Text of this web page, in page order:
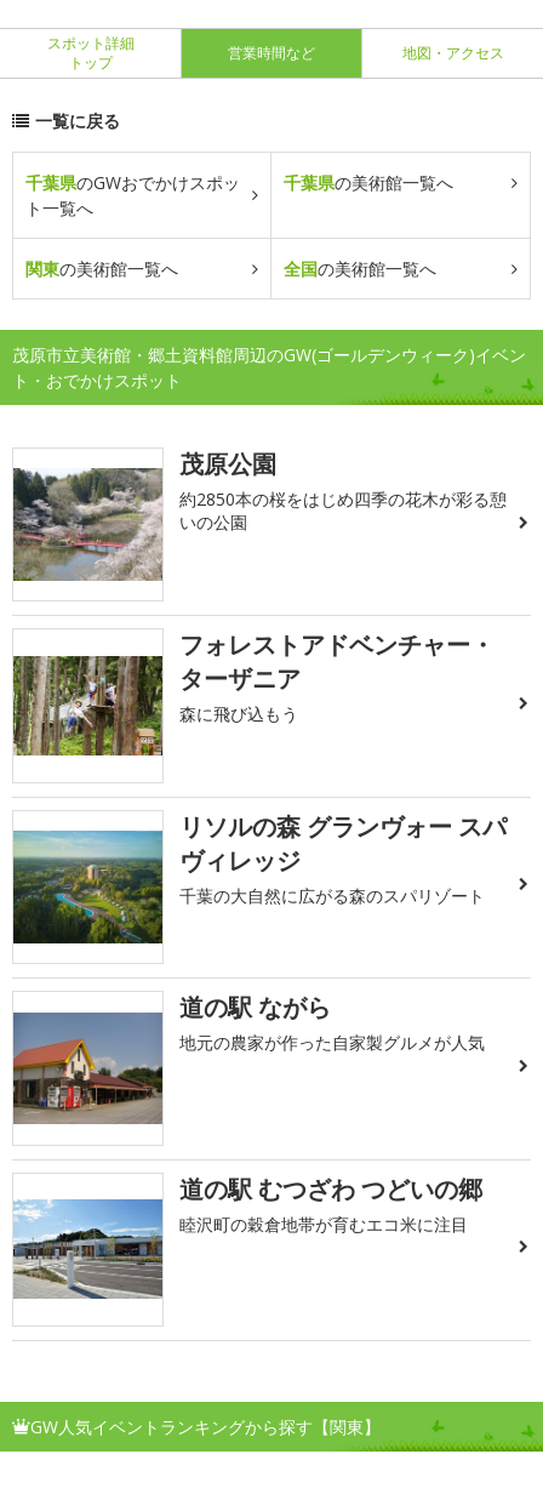
スポット詳細
トップ
営業時間など 地図・アクセス
一覧に戻る
千葉県のGWおでかけスポッ
ト一覧へ
千葉県の美術館一覧へ
関東の美術館一覧へ 全国の美術館一覧へ
茂原市立美術館・郷土資料館周辺のGW(ゴールデンウィーク)イベン
ト・おでかけスポット
茂原公園
約2850本の桜をはじめ四季の花木が彩る憩
いの公園
フォレストアドベンチャー・
ターザニア
森に飛び込もう
リソルの森 グランヴォー スパ
ヴィレッジ
千葉の大自然に広がる森のスパリゾート
道の駅 ながら
地元の農家が作った自家製グルメが人気
道の駅 むつざわ つどいの郷
睦沢町の穀倉地帯が育むエコ米に注目
GW人気イベントランキングから探す【関東】